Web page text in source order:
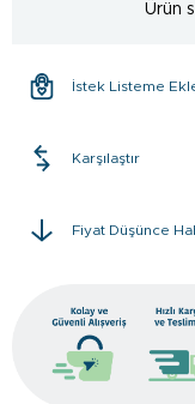
Ürün
İstek Listeme
Karşılaştır
Fiyat Düşünce